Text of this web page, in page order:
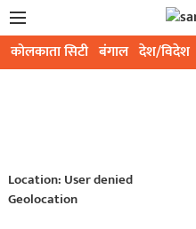
कोलकाता सिटी बंगाल देश/विदेश
Location: User denied
Geolocation